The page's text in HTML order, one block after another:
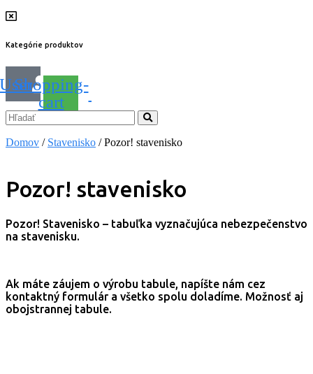
Kategórie produktov
Shopping-
cart
Domov / Stavenisko / Pozor! stavenisko
Pozor! stavenisko
Pozor! Stavenisko – tabuľka vyznačujúca nebezpečenstvo
na stavenisku.
Ak máte záujem o výrobu tabule, napíšte nám cez
kontaktný formulár a všetko spolu doladíme. Možnosť aj
obojstrannej tabule.